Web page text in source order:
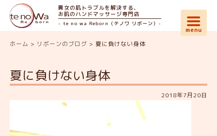
貴女の肌トラブルを解決する、
お肌のハンドマッサージ専門店
- te no wa Reborn（テノワ リボーン）-
ホーム > リボーンのブログ > 夏に負けない身体
夏に負けない身体
2018年7月20日